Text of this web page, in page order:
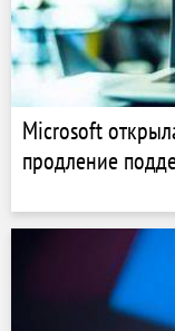
Microsoft
продление